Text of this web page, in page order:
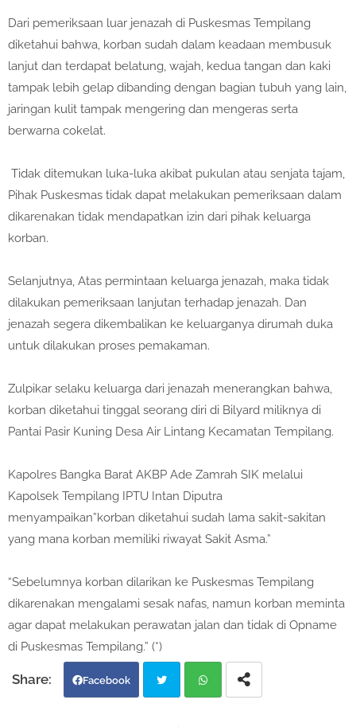
Dari pemeriksaan luar jenazah di Puskesmas Tempilang
diketahui bahwa, korban sudah dalam keadaan membusuk
lanjut dan terdapat belatung, wajah, kedua tangan dan kaki
tampak lebih gelap dibanding dengan bagian tubuh yang lain,
jaringan kulit tampak mengering dan mengeras serta
berwarna cokelat.
Tidak ditemukan luka-luka akibat pukulan atau senjata tajam,
Pihak Puskesmas tidak dapat melakukan pemeriksaan dalam
dikarenakan tidak mendapatkan izin dari pihak keluarga
korban.
Selanjutnya, Atas permintaan keluarga jenazah, maka tidak
dilakukan pemeriksaan lanjutan terhadap jenazah. Dan
jenazah segera dikembalikan ke keluarganya dirumah duka
untuk dilakukan proses pemakaman.
Zulpikar selaku keluarga dari jenazah menerangkan bahwa,
korban diketahui tinggal seorang diri di Bilyard miliknya di
Pantai Pasir Kuning Desa Air Lintang Kecamatan Tempilang.
Kapolres Bangka Barat AKBP Ade Zamrah SIK melalui
Kapolsek Tempilang IPTU Intan Diputra
menyampaikan”korban diketahui sudah lama sakit-sakitan
yang mana korban memiliki riwayat Sakit Asma.”
“Sebelumnya korban dilarikan ke Puskesmas Tempilang
dikarenakan mengalami sesak nafas, namun korban meminta
agar dapat melakukan perawatan jalan dan tidak di Opname
di Puskesmas Tempilang.” (*)
Facebook